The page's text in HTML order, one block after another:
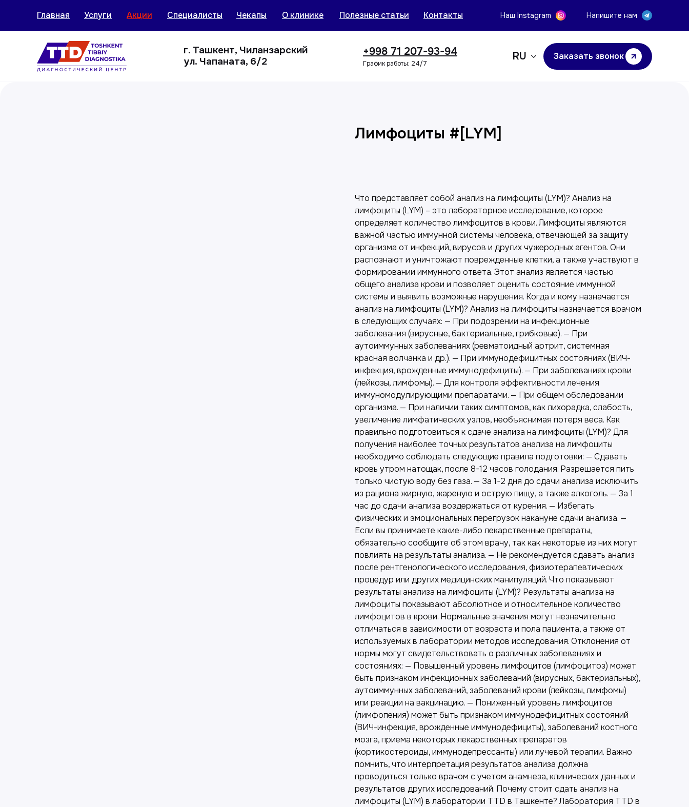
Главная Услуги Акции Специалисты Чекапы О клинике Полезные статьи Наш Instagram
Контакты
RU
Напишите нам
г. Ташкент, Чиланзарский
ул. Чапаната, 6/2
График работы: 24/7
+998 71 207-93-94 Заказать звонок
Лимфоциты #[LYM]
Что представляет собой анализ на лимфоциты (LYM)? Анализ на
лимфоциты (LYM) – это лабораторное исследование, которое
определяет количество лимфоцитов в крови. Лимфоциты являются
важной частью иммунной системы человека, отвечающей за защиту
организма от инфекций, вирусов и других чужеродных агентов. Они
распознают и уничтожают поврежденные клетки, а также участвуют в
формировании иммунного ответа. Этот анализ является частью
общего анализа крови и позволяет оценить состояние иммунной
системы и выявить возможные нарушения. Когда и кому назначается
анализ на лимфоциты (LYM)? Анализ на лимфоциты назначается врачом
в следующих случаях: — При подозрении на инфекционные
заболевания (вирусные, бактериальные, грибковые). — При
аутоиммунных заболеваниях (ревматоидный артрит, системная
красная волчанка и др.). — При иммунодефицитных состояниях (ВИЧ-
инфекция, врожденные иммунодефициты). — При заболеваниях крови
(лейкозы, лимфомы). — Для контроля эффективности лечения
иммуномодулирующими препаратами. — При общем обследовании
организма. — При наличии таких симптомов, как лихорадка, слабость,
увеличение лимфатических узлов, необъяснимая потеря веса. Как
правильно подготовиться к сдаче анализа на лимфоциты (LYM)? Для
получения наиболее точных результатов анализа на лимфоциты
необходимо соблюдать следующие правила подготовки: — Сдавать
кровь утром натощак, после 8-12 часов голодания. Разрешается пить
только чистую воду без газа. — За 1-2 дня до сдачи анализа исключить
из рациона жирную, жареную и острую пищу, а также алкоголь. — За 1
час до сдачи анализа воздержаться от курения. — Избегать
физических и эмоциональных перегрузок накануне сдачи анализа. —
Если вы принимаете какие-либо лекарственные препараты,
обязательно сообщите об этом врачу, так как некоторые из них могут
повлиять на результаты анализа. — Не рекомендуется сдавать анализ
после рентгенологического исследования, физиотерапевтических
процедур или других медицинских манипуляций. Что показывают
результаты анализа на лимфоциты (LYM)? Результаты анализа на
лимфоциты показывают абсолютное и относительное количество
лимфоцитов в крови. Нормальные значения могут незначительно
отличаться в зависимости от возраста и пола пациента, а также от
используемых в лаборатории методов исследования. Отклонения от
нормы могут свидетельствовать о различных заболеваниях и
состояниях: — Повышенный уровень лимфоцитов (лимфоцитоз) может
быть признаком инфекционных заболеваний (вирусных, бактериальных),
аутоиммунных заболеваний, заболеваний крови (лейкозы, лимфомы)
или реакции на вакцинацию. — Пониженный уровень лимфоцитов
(лимфопения) может быть признаком иммунодефицитных состояний
(ВИЧ-инфекция, врожденные иммунодефициты), заболеваний костного
мозга, приема некоторых лекарственных препаратов
(кортикостероиды, иммунодепрессанты) или лучевой терапии. Важно
помнить, что интерпретация результатов анализа должна
проводиться только врачом с учетом анамнеза, клинических данных и
результатов других исследований. Почему стоит сдать анализ на
лимфоциты (LYM) в лаборатории TTD в Ташкенте? Лаборатория TTD в